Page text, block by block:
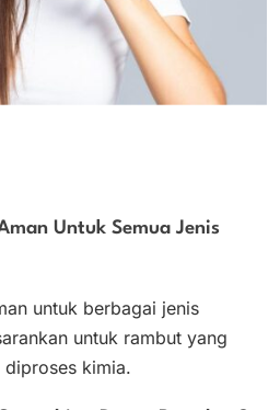
Untuk Semua Jenis
untuk berbagai jenis
untuk rambut yang
kimia.